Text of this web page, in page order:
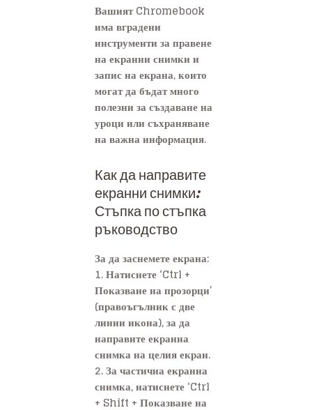
Вашият Chromebook
има вградени
инструменти за правене
на екранни снимки и
запис на екрана, които
могат да бъдат много
полезни за създаване на
уроци или съхраняване
на важна информация.
Как да направите
екранни снимки:
Стъпка по стъпка
ръководство
За да заснемете екрана:
1. Натиснете ‘Ctrl +
Показване на прозорци’
(правоъгълник с две
линии икона), за да
направите екранна
снимка на целия екран.
2. За частична екранна
снимка, натиснете ‘Ctrl
+ Shift + Показване на